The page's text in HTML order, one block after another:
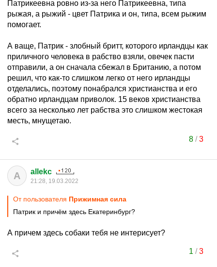
Патрикеевна ровно из-за него Патрикеевна, типа
рыжая, а рыжий - цвет Патрика и он, типа, всем рыжим
помогает.
А ваще, Патрик - злобный бритт, которого ирландцы как
приличного человека в рабство взяли, овечек пасти
отправили, а он сначала сбежал в Британию, а потом
решил, что как-то слишком легко от него ирландцы
отделались, поэтому понабрался христианства и его
обратно ирландцам приволок. 15 веков христианства
всего за несколько лет рабства это слишком жестокая
месть, мнущетаю.
8/3
A allekc
21:28, 19.03.2022
От пользователя Прижимная сила
Патрик и причём здесь Екатеринбург?
А причем здесь собаки тебя не интерисует?
1 /3